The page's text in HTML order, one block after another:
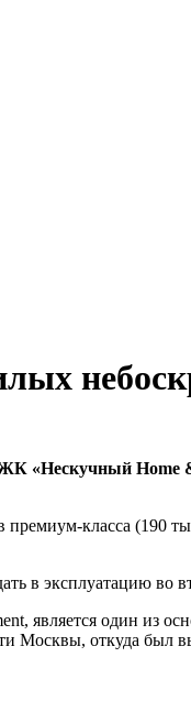
«Нескучный
класса (190
в эксплуатацию во
является один из
Москвы, откуда был